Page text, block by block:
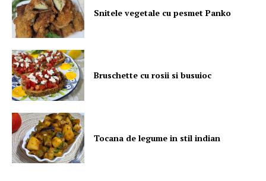
Snitele vegetale cu pesmet Panko
Bruschette cu rosii si busuioc
Tocana de legume in stil indian